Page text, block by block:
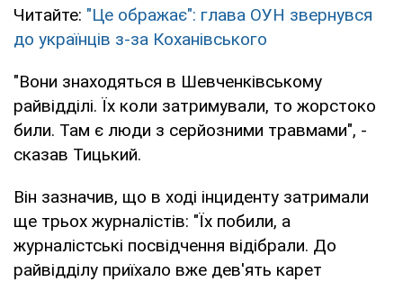
Читайте: "Це ображає": глава ОУН звернувся
до українців з-за Коханівського
"Вони знаходяться в Шевченківському
райвідділі. Їх коли затримували, то жорстоко
били. Там є люди з серйозними травмами", -
сказав Тицький.
Він зазначив, що в ході інциденту затримали
ще трьох журналістів: "Їх побили, а
журналістські посвідчення відібрали. До
райвідділу приїхало вже дев'ять карет